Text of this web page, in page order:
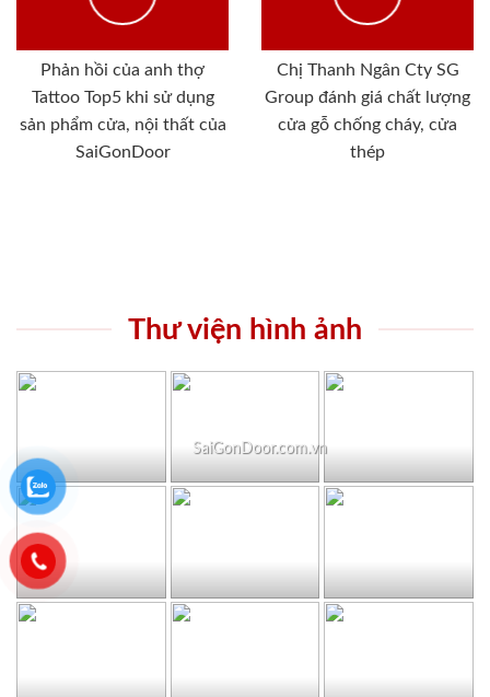
Phản hồi của anh thợ
Tattoo Top5 khi sử dụng
sản phẩm cửa, nội thất của
SaiGonDoor
Chị Thanh Ngân Cty SG
Group đánh giá chất lượng
cửa gỗ chống cháy, cửa
thép
Thư viện hình ảnh
SaiGonDoor.com.vn